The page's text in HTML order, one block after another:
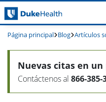
Saltar navegación
Página principal Blog Artículos
Nuevas citas en un
Contáctenos al 866-385-